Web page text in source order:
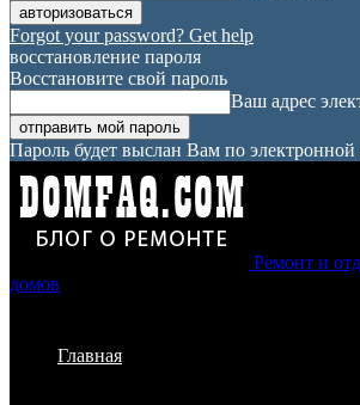
Forgot your password? Get help
восстановление пароля
Восстановите свой пароль
Ваш адрес
Пароль будет выслан Вам по электронной
Ремонт и
домов
Главная